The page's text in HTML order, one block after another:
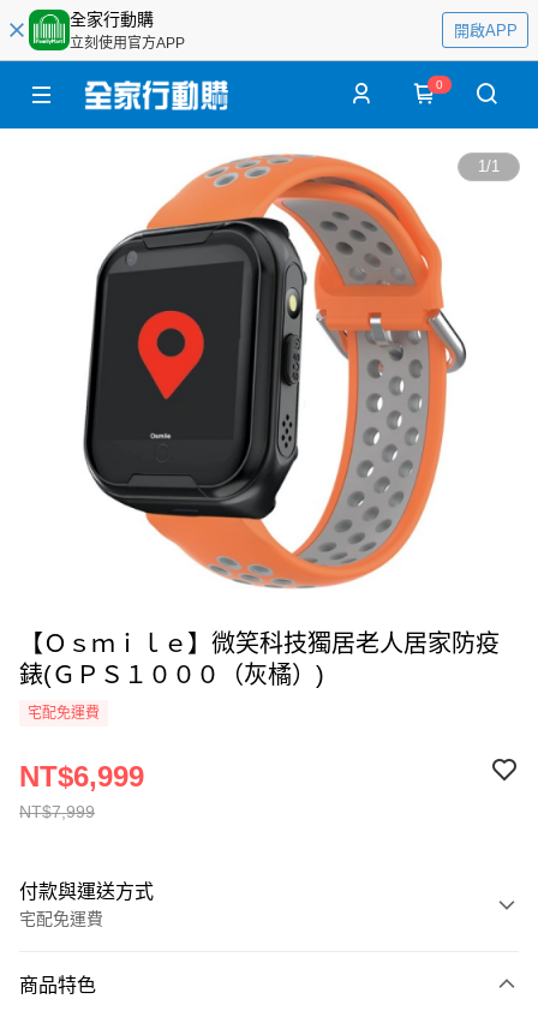
全家行動購
立刻使用官方APP
開啟APP
0
1/1
【Ｏｓｍｉｌｅ】微笑科技獨居老人居家防疫
錶(ＧＰＳ１０００（灰橘）)
宅配免運費
NT$7,999
NT$6,999
付款與運送方式
宅配免運費
全家線上支付
商品特色